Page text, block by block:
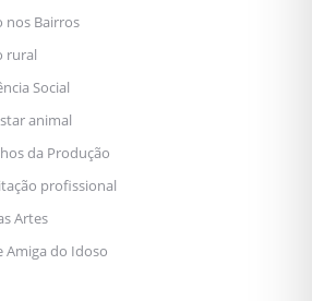
nos Bairros
rural
Social
animal
da Produção
profissional
Artes
Amiga do Idoso